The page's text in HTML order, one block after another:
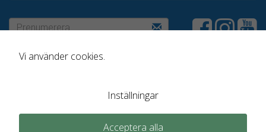
Prenumerera
Vi använder cookies.
Inställningar
Acceptera alla